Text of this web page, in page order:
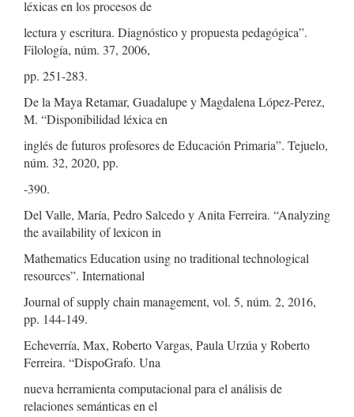
léxicas en los procesos de
lectura y escritura. Diagnóstico y propuesta pedagógica”.
Filología, núm. 37, 2006,
pp. 251-283.
De la Maya Retamar, Guadalupe y Magdalena López-Perez,
M. “Disponibilidad léxica en
inglés de futuros profesores de Educación Primaria”. Tejuelo,
núm. 32, 2020, pp.
-390.
Del Valle, María, Pedro Salcedo y Anita Ferreira. “Analyzing
the availability of lexicon in
Mathematics Education using no traditional technological
resources”. International
Journal of supply chain management, vol. 5, núm. 2, 2016,
pp. 144-149.
Echeverría, Max, Roberto Vargas, Paula Urzúa y Roberto
Ferreira. “DispoGrafo. Una
nueva herramienta computacional para el análisis de
relaciones semánticas en el